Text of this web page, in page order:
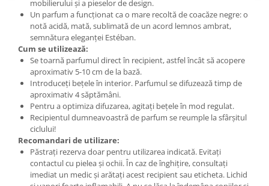
mobilierului și a pieselor de design.
Un parfum a funcționat ca o mare recoltă de coacăze negre: o
notă acidă, mată, sublimată de un acord lemnos ambrat,
semnătura eleganței Estéban.
Cum se utilizează:
Se toarnă parfumul direct în recipient, astfel încât să acopere
aproximativ 5-10 cm de la bază.
Introduceți bețele în interior. Parfumul se difuzează timp de
aproximativ 4 săptămâni.
Pentru a optimiza difuzarea, agitați bețele în mod regulat.
Recipientul dumneavoastră de parfum se reumple la sfârșitul
ciclului!
Recomandari de utilizare:
Păstrați rezerva doar pentru utilizarea indicată. Evitați
contactul cu pielea și ochii. În caz de înghițire, consultați
imediat un medic și arătați acest recipient sau eticheta. Lichid